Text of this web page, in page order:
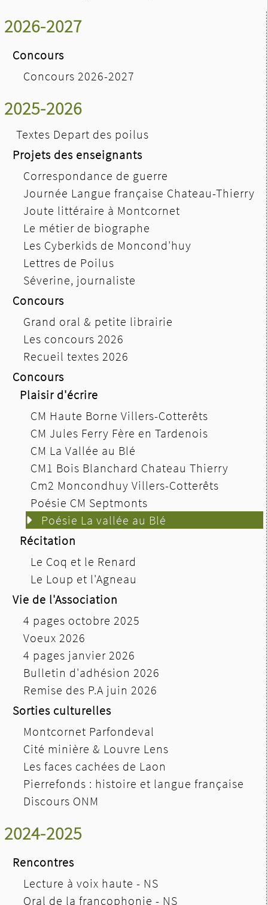
2026-2027
Concours
Concours 2026-2027
2025-2026
Textes Depart des poilus
Projets des enseignants
Correspondance de guerre
Journée Langue française Chateau-Thierry
Joute littéraire à Montcornet
Le métier de biographe
Les Cyberkids de Moncond'huy
Lettres de Poilus
Séverine, journaliste
Concours
Grand oral & petite librairie
Les concours 2026
Recueil textes 2026
Concours
Plaisir d'écrire
CM Haute Borne Villers-Cotterêts
CM Jules Ferry Fère en Tardenois
CM La Vallée au Blé
CM1 Bois Blanchard Chateau Thierry
Cm2 Moncondhuy Villers-Cotterêts
Poésie CM Septmonts
Poésie La vallée au Blé
Récitation
Le Coq et le Renard
Le Loup et l'Agneau
Vie de l'Association
4 pages octobre 2025
Voeux 2026
4 pages janvier 2026
Bulletin d'adhésion 2026
Remise des P.A juin 2026
Sorties culturelles
Montcornet Parfondeval
Cité minière & Louvre Lens
Les faces cachées de Laon
Pierrefonds : histoire et langue française
Discours ONM
2024-2025
Rencontres
Lecture à voix haute - NS
Oral de la francophonie - NS